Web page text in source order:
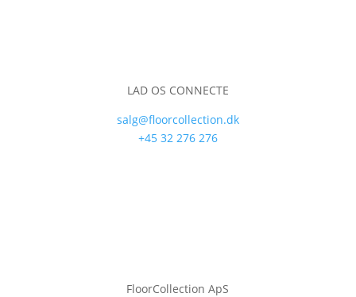
LAD OS CONNECTE
salg@floorcollection.dk
+45 32 276 276
FloorCollection ApS